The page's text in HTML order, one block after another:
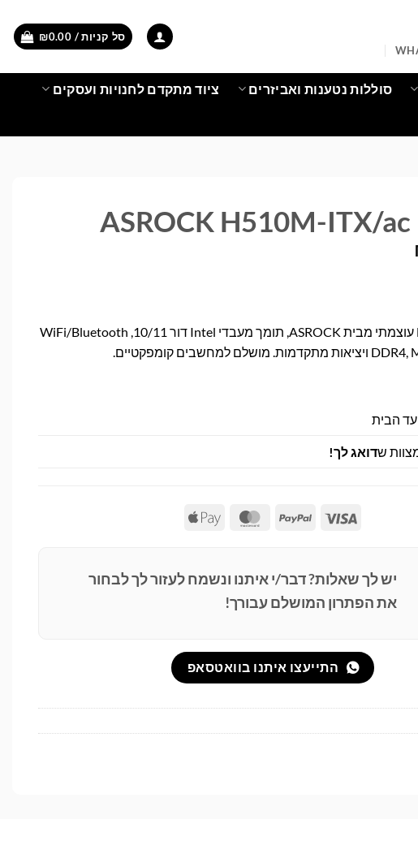
סל קניות / ₪0.00
סוללות נטענות ואביזרים ציוד מתקדם לחנויות ועסקים
לוח אם Mini-ITX עוצמתי מבית ASROCK, תומך מעבדי Intel דור 10/11, WiFi/Bluetooth
הבית
שדואג לך!
Visa
PayPal
MasterCard
Apple
יש לך שאלות? דבר/י איתנו ונשמח לעזור לך לבחור
את הפתרון המושלם עבורך!
התייעצו איתנו בוואטסאפ